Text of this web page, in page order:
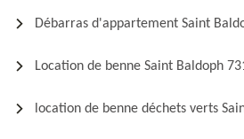
Débarras d'appartement Saint
Location de benne Saint Baldoph
location de benne déchets verts